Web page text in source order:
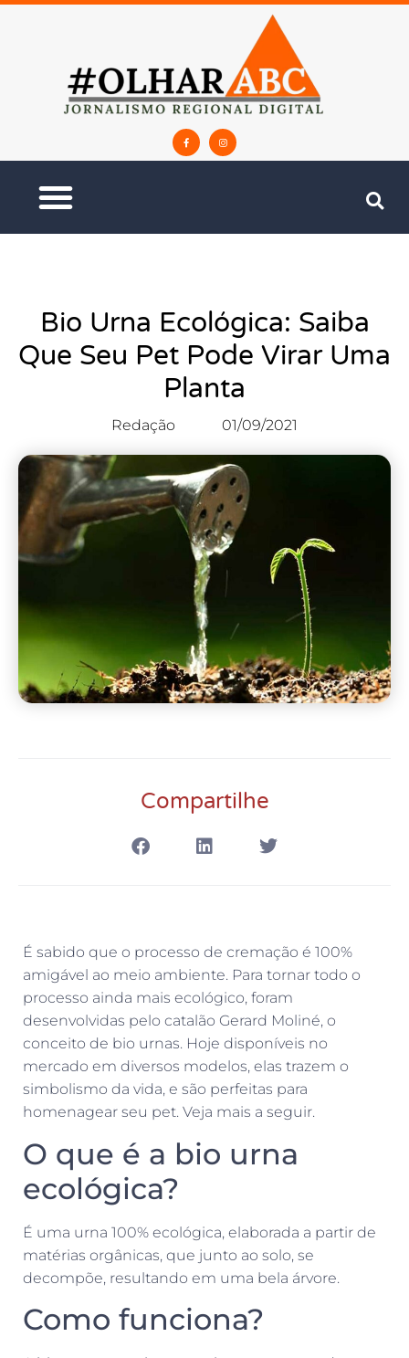
Bio Urna Ecológica: Saiba
Que Seu Pet Pode Virar Uma
Planta
Redação 01/09/2021
Compartilhe
É sabido que o processo de cremação é 100%
amigável ao meio ambiente. Para tornar todo o
processo ainda mais ecológico, foram
desenvolvidas pelo catalão Gerard Moliné, o
conceito de bio urnas. Hoje disponíveis no
mercado em diversos modelos, elas trazem o
simbolismo da vida, e são perfeitas para
homenagear seu pet. Veja mais a seguir.
O que é a bio urna
ecológica?
É uma urna 100% ecológica, elaborada a partir de
matérias orgânicas, que junto ao solo, se
decompõe, resultando em uma bela árvore.
Como funciona?